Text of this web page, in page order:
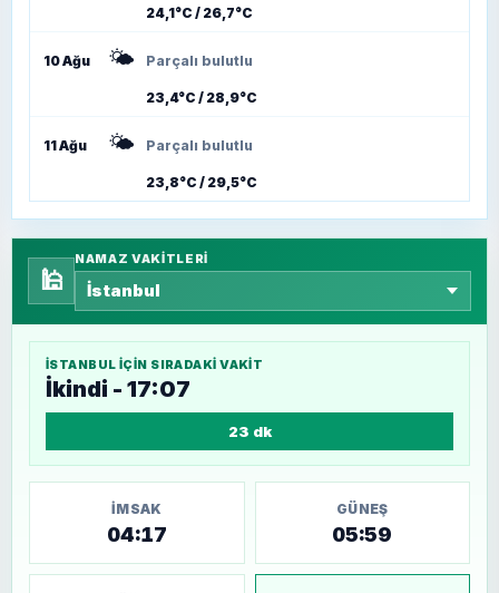
24,1°C / 26,7°C
10 Ağu 🌤️ Parçalı bulutlu
23,4°C / 28,9°C
11 Ağu 🌤️ Parçalı bulutlu
23,8°C / 29,5°C
🕌
NAMAZ VAKITLERI
İSTANBUL IÇIN SIRADAKI VAKIT
İkindi - 17:07
23 dk
İMSAK
04:17
GÜNEŞ
05:59